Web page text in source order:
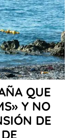
QUE
Y NO
DE